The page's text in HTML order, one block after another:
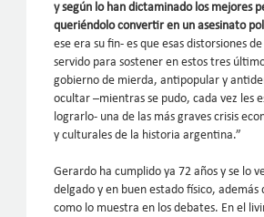
y según lo han dictaminado los mejores
queriéndolo convertir en un asesinato
ese era su fin- es que esas distorsiones
servido para sostener en estos tres
gobierno de mierda, antipopular y
ocultar –mientras se pudo, cada vez les
lograrlo- una de las más graves crisis
y culturales de la historia argentina.”
Gerardo ha cumplido ya 72 años y se lo
delgado y en buen estado físico, además
como lo muestra en los debates. En el